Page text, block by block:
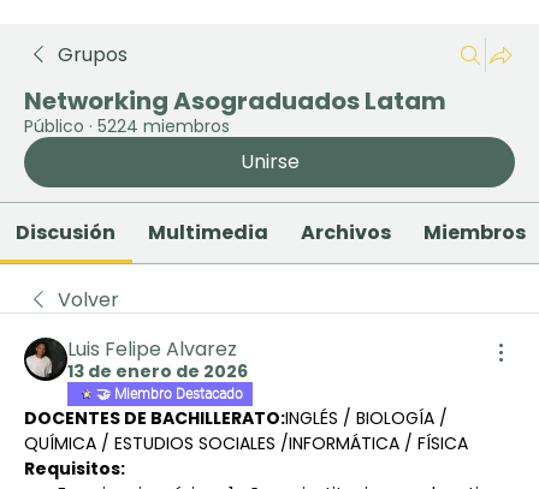
Grupos
Networking Asograduados Latam
Público · 5224 miembros
Unirse
Discusión Multimedia Archivos Miembros
Volver
Luis Felipe Alvarez
13 de enero de 2026
🤝 Miembro Destacado
DOCENTES DE BACHILLERATO:INGLÉS / BIOLOGÍA /
QUÍMICA / ESTUDIOS SOCIALES /INFORMÁTICA / FÍSICA
Requisitos: